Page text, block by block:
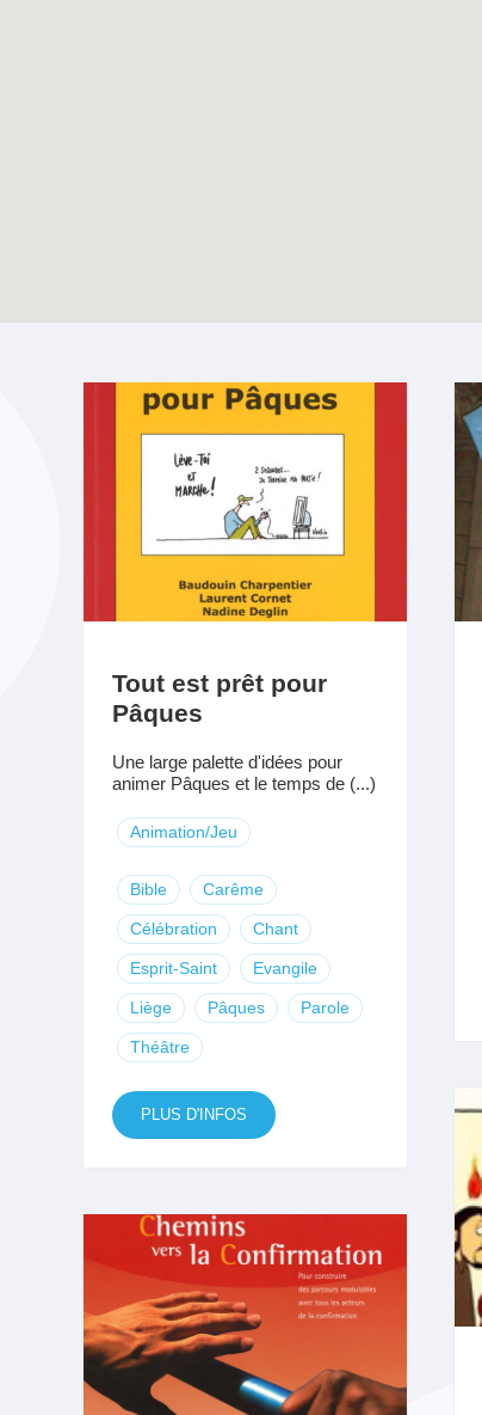
Tout est prêt pour
Pâques
Une large palette d'idées pour
animer Pâques et le temps de (...)
Animation/Jeu
Bible Carême
Célébration Chant
Esprit-Saint Evangile
Liège Pâques Parole
Théâtre
PLUS D'INFOS